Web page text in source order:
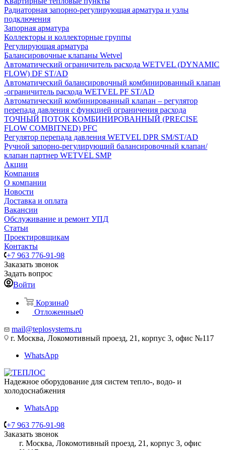
Радиаторная запорно-регулирующая арматура и узлы
подключения
Запорная арматура
Коллекторы и коллекторные группы
Регулирующая арматура
Балансировочные клапаны Wetvel
Автоматический ограничитель расхода WETVEL (DYNAMIC
FLOW) DF ST/AD
Автоматический балансировочный комбинированный клапан
-ограничитель расхода WETVEL PF ST/AD
Автоматический комбинированный клапан – регулятор
перепада давления с функцией ограничения расхода
ТОЧНЫЙ ПОТОК КОМБИНИРОВАННЫЙ (PRECISE
FLOW COMBIТNED) PFC
Регулятор перепада давления WETVEL DPR SM/ST/AD
Ручной запорно-регулирующий балансировочный клапан/
клапан партнер WETVEL SMP
Акции
Компания
О компании
Новости
Доставка и оплата
Вакансии
Обслуживание и ремонт УПД
Статьи
Проектировщикам
Контакты
+7 963 776-91-98
Заказать звонок
Задать вопрос
Войти
Корзина0
Отложенные0
mail@teplosystems.ru
г. Москва, Локомотивный проезд, 21, корпус 3, офис №117
WhatsApp
Надежное оборудование для систем тепло-, водо- и
холодоснабжения
WhatsApp
+7 963 776-91-98
Заказать звонок
г. Москва, Локомотивный проезд, 21, корпус 3, офис